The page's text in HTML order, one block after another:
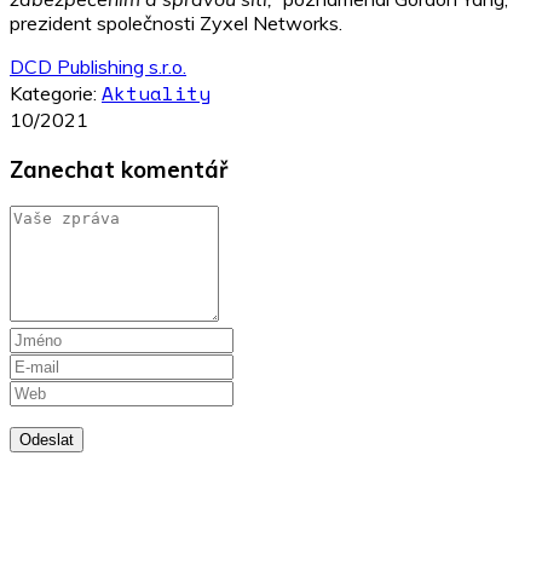
prezident společnosti Zyxel Networks.
DCD Publishing s.r.o.
Kategorie: Aktuality
10/2021
Zanechat komentář
Odeslat